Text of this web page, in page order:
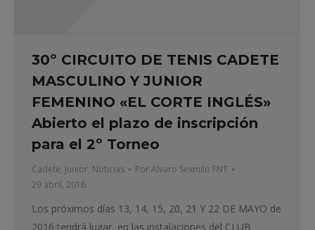
30º CIRCUITO DE TENIS CADETE
MASCULINO Y JUNIOR
FEMENINO «EL CORTE INGLÉS»
Abierto el plazo de inscripción
para el 2º Torneo
Cadete, Junior, Noticias PorAlvaro Sexmilo FNT
29 abril, 2016
Los próximos días 13, 14, 15, 20, 21 Y 22 DE MAYO de
2016 tendrá lugar, en las instalaciones del CLUB